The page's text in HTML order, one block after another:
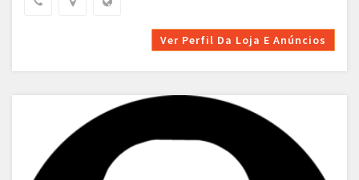
Ver Perfil Da Loja E Anúncios